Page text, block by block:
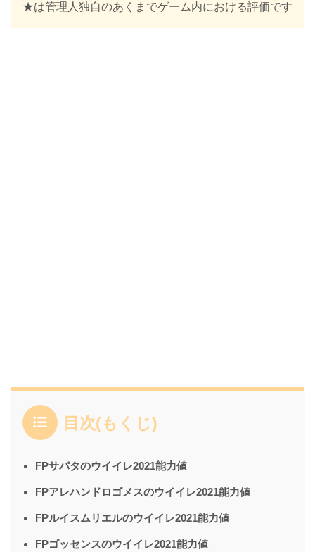
★は管理人独自のあくまでゲーム内における評価です
目次(もくじ)
FPサパタのウイイレ2021能力値
FPアレハンドロゴメスのウイイレ2021能力値
FPルイスムリエルのウイイレ2021能力値
FPゴッセンスのウイイレ2021能力値